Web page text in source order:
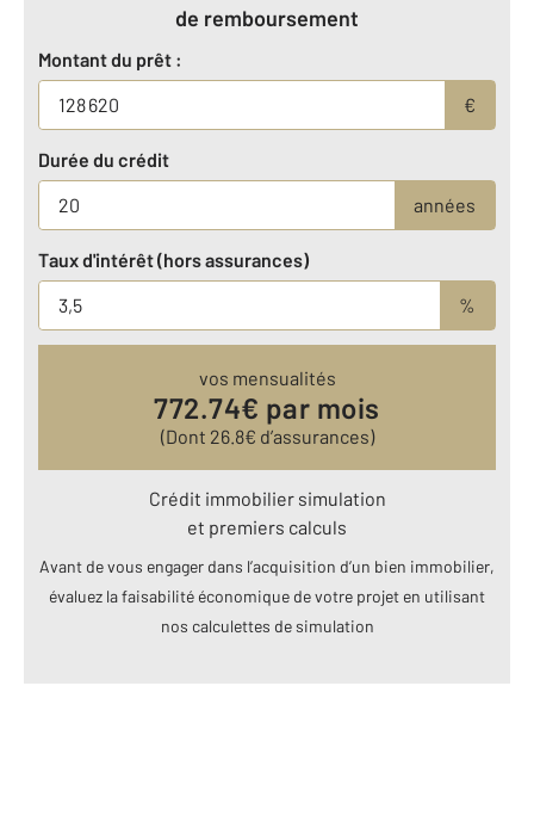
de remboursement
Montant du prêt :
€
Durée du crédit
années
Taux d'intérêt (hors assurances)
%
vos mensualités
772.74€ par mois
(Dont 26.8€ d’assurances)
Crédit immobilier simulation
et premiers calculs
Avant de vous engager dans l’acquisition d’un bien immobilier,
évaluez la faisabilité économique de votre projet en utilisant
nos calculettes de simulation